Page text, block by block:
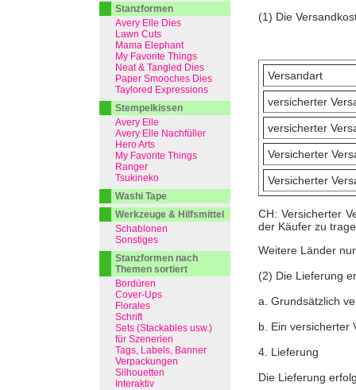
(1) Die
Versandart
versicherter
versicherter
Versicherter
Versicherter
CH: Versicherter
der Käufer zu
Weitere Länder
(2) Die Lieferung
a. Grundsätzlich
b. Ein versicherter
4. Lieferung
Die Lieferung
Stanzformen
Avery Elle Dies
Lawn Cuts
Mama Elephant
My Favorite Things
Neat & Tangled Dies
Paper Smooches Dies
Taylored Expressions
Stempelkissen
Avery Elle
Avery Elle Nachfüller
Hero Arts
My Favorite Things
Ranger
Tsukineko
Washi Tape
Werkzeuge & Hilfsmittel
Schablonen
Sonstiges
Stanzformen nach
Themen sortiert
Bordüren
Cover-Ups
Florales
Schrift
Sets (Stackables usw.)
für Szenerien
Tags, Labels, Banner
Verpackungen
Silhouetten
Interaktiv